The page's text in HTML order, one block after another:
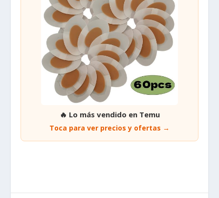
🔥 Lo más vendido en Temu
Toca para ver precios y ofertas →